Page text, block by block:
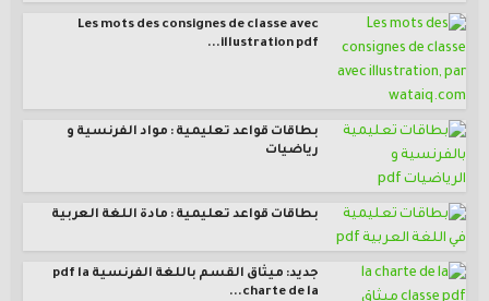
Les mots des consignes de classe avec
illustration pdf...
بطاقات قواعد تعليمية : مواد الفرنسية و
رياضيات
بطاقات قواعد تعليمية : مادة اللغة العربية
جديد: ميثاق القسم باللغة الفرنسية pdf la
charte de la...